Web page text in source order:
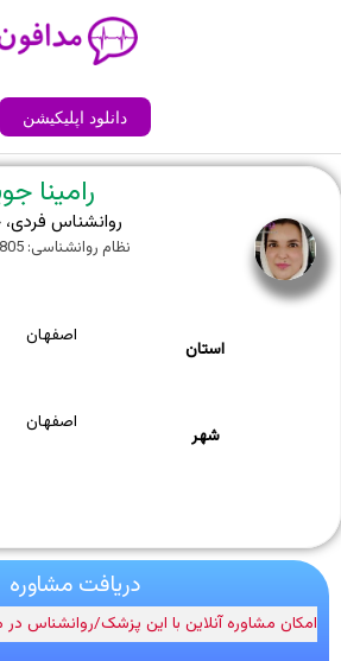
دانلود اپلیکیشن
رامینا
روانشناس فردی،
نظام روانشناسی: 37805
استان
اصفهان
شهر
اصفهان
دریافت مشاوره
امکان مشاوره آنلاین با این پزشک/روانشناس در